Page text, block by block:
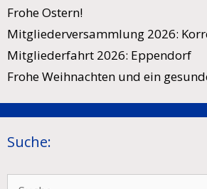
Frohe Ostern!
Mitgliederversammlung 2026:
Mitgliederfahrt 2026: Eppendorf
Frohe Weihnachten und ein
Suche: